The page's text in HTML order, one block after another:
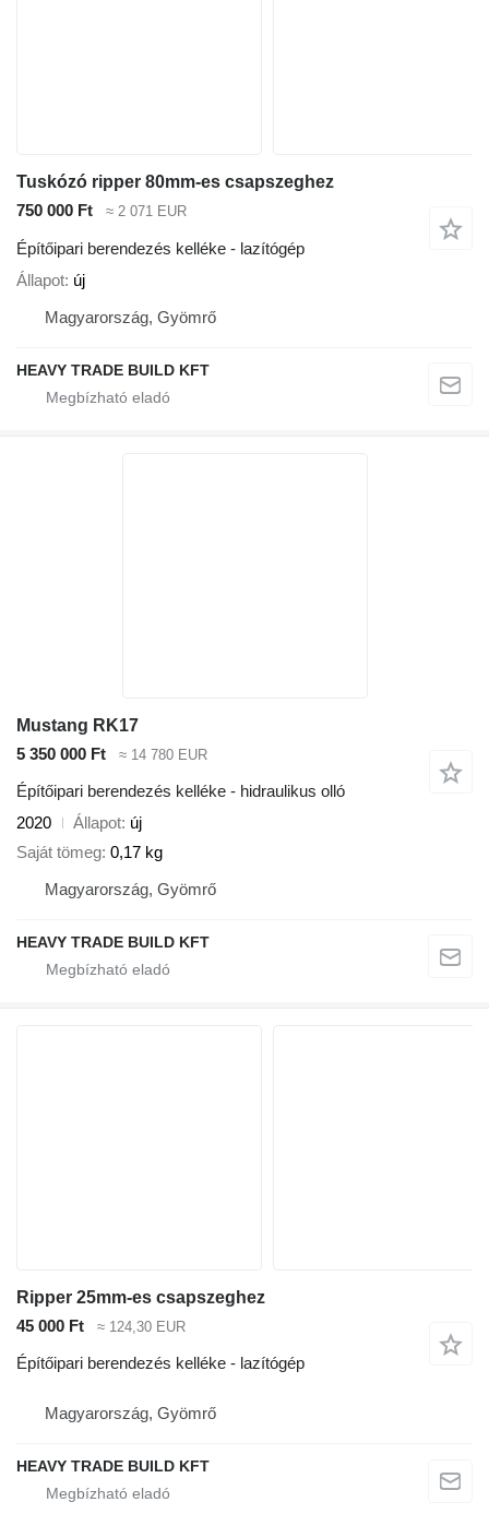
Tuskózó ripper 80mm-es csapszeghez
750 000 Ft
≈ 2 071 EUR
Építőipari berendezés kelléke - lazítógép
Állapot új
Magyarország, Gyömrő
HEAVY TRADE BUILD KFT
Mustang RK17
5 350 000 Ft
≈ 14 780 EUR
Építőipari berendezés kelléke - hidraulikus olló
2020
Állapot új
Saját tömeg 0,17 kg
Magyarország, Gyömrő
HEAVY TRADE BUILD KFT
Ripper 25mm-es csapszeghez
45 000 Ft
≈ 124,30 EUR
Építőipari berendezés kelléke - lazítógép
Magyarország, Gyömrő
HEAVY TRADE BUILD KFT